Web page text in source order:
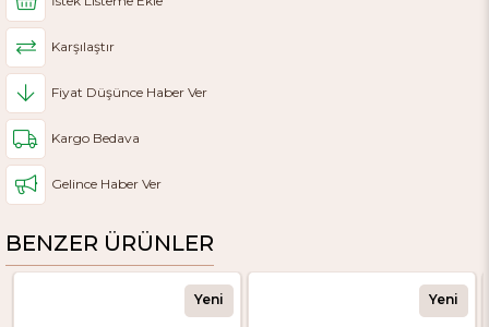
Karşılaştır
Fiyat Düşünce Haber Ver
Kargo Bedava
Gelince Haber Ver
BENZER ÜRÜNLER
Yeni
Yeni